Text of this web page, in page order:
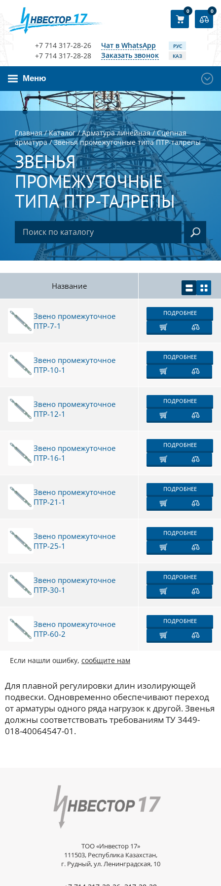
+7 714 317-28-26
+7 714 317-28-28
Чат в WhatsApp
Заказать звонок
РУС
КАЗ
0 0
Меню
Главная/Каталог/Арматура линейная/Сцепная
арматура/Звенья промежуточные типа ПТР-талрепы
ЗВЕНЬЯ
ПРОМЕЖУТОЧНЫЕ
ТИПА ПТР-ТАЛРЕПЫ
Название
Звено промежуточное
ПТР-7-1
ПОДРОБНЕЕ
Звено промежуточное
ПТР-10-1
ПОДРОБНЕЕ
Звено промежуточное
ПТР-12-1
ПОДРОБНЕЕ
Звено промежуточное
ПТР-16-1
ПОДРОБНЕЕ
Звено промежуточное
ПТР-21-1
ПОДРОБНЕЕ
Звено промежуточное
ПТР-25-1
ПОДРОБНЕЕ
Звено промежуточное
ПТР-30-1
ПОДРОБНЕЕ
Звено промежуточное
ПТР-60-2
ПОДРОБНЕЕ
Если нашли ошибку, сообщите нам
Для плавной регулировки длин изолирующей
подвески. Одновременно обеспечивают переход
от арматуры одного ряда нагрузок к другой. Звенья
должны соответствовать требованиям ТУ 3449-
018-40064547-01.
ТОО «Инвестор 17»
111503, Республика Казахстан,
г. Рудный, ул. Ленинградская, 10